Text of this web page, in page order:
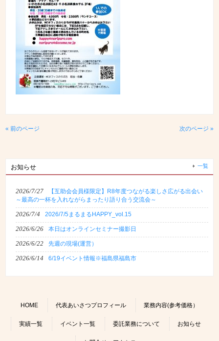
« 前のページ 次のページ »
お知らせ 一覧
2026/7/27
【互助会会員様限定】R8年度つながる楽しさ広がる出会い
～最高の一杯を入れながらまったり語り合う交流会～
2026/7/4 2026/7/5まるまるHAPPY_vol.15
2026/6/26 本日はオンラインセミナー撮影日
2026/6/22 先週の現場(運営）
2026/6/14 6/19イベント情報※福島県福島市
HOME 代表あいさつプロフィール 業務内容(参考価格）
実績一覧 イベント一覧 委託業務について お知らせ